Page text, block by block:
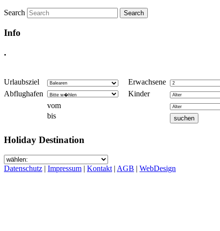
Search
Info
.
Urlaubsziel
Erwachsene
Abflughafen
Kinder
vom
bis
Holiday Destination
Datenschutz | Impressum | Kontakt | AGB | WebDesign